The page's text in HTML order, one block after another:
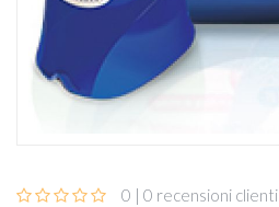
0 | 0 recensioni clienti